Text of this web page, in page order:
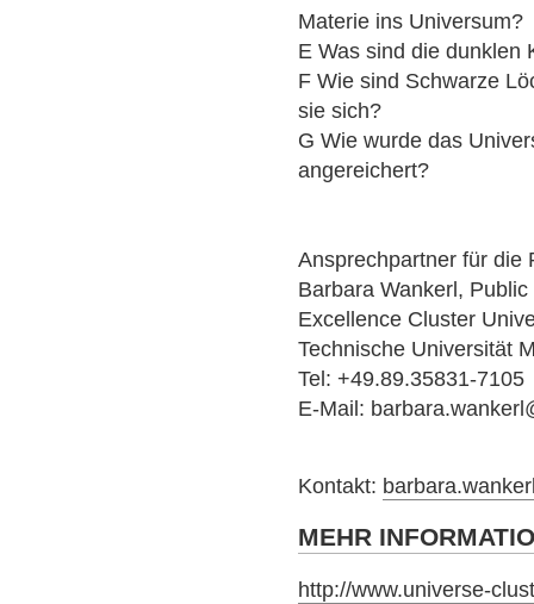
Materie ins Universum?
E Was sind die dunklen
F Wie sind Schwarze
sie sich?
G Wie wurde das
angereichert?
Ansprechpartner für die
Barbara Wankerl,
Excellence Cluster
Technische Universität
Tel: +49.89.35831-7105
E-Mail:
Kontakt:
MEHR
http://www.universe-